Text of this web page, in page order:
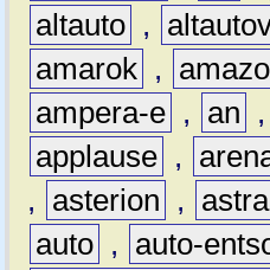
altauto ,
amarok ,
ampera-e , an ,
applause ,
,
asterion , astra
auto , auto-